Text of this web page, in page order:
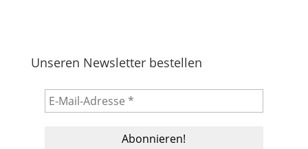
Unseren Newsletter bestellen